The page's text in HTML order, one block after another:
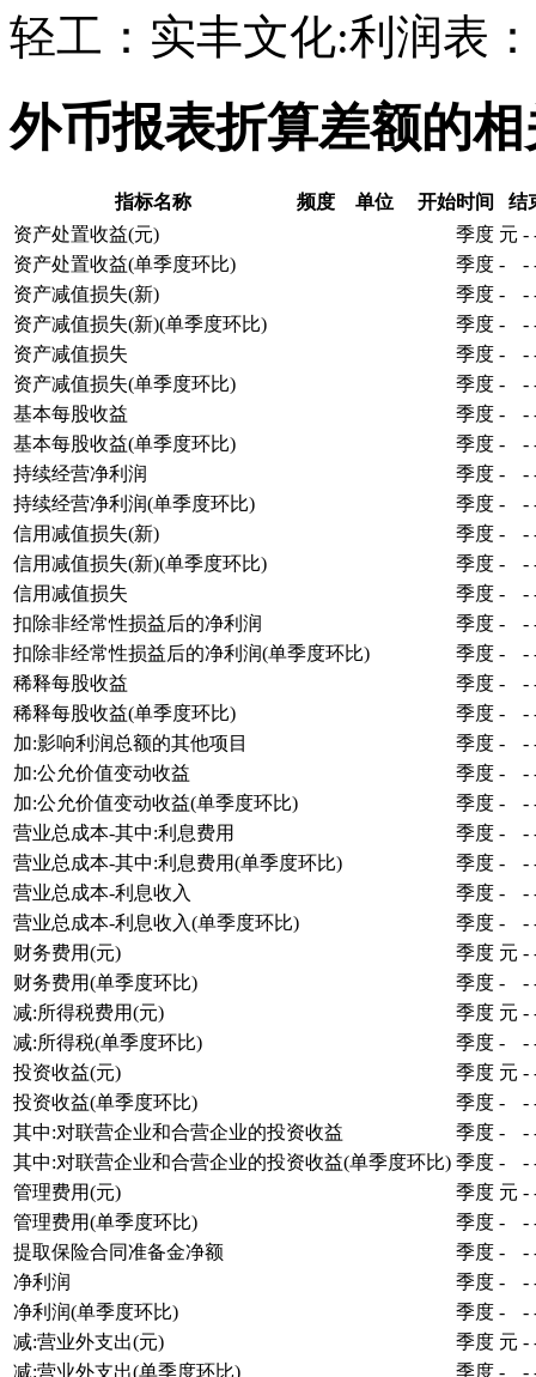
轻工：实丰文化:利润表
外币报表折算差额的
指标名称 频度 单位 开始时间
结
资产处置收益(元)
季度 元 -
资产处置收益(单季度环比)
季度 - -
资产减值损失(新)
季度 - -
资产减值损失(新)(单季度环比)
季度 - -
资产减值损失
季度 - -
资产减值损失(单季度环比)
季度 - -
基本每股收益
季度 - -
基本每股收益(单季度环比)
季度 - -
持续经营净利润
季度 - -
持续经营净利润(单季度环比)
季度 - -
信用减值损失(新)
季度 - -
信用减值损失(新)(单季度环比)
季度 - -
信用减值损失
季度 - -
扣除非经常性损益后的净利润
季度 - -
扣除非经常性损益后的净利润(单季度环比)
季度 - -
稀释每股收益
季度 - -
稀释每股收益(单季度环比)
季度 - -
加:影响利润总额的其他项目
季度 - -
加:公允价值变动收益
季度 - -
加:公允价值变动收益(单季度环比)
季度 - -
营业总成本-其中:利息费用
季度 - -
营业总成本-其中:利息费用(单季度环比)
季度 - -
营业总成本-利息收入
季度 - -
营业总成本-利息收入(单季度环比)
季度 - -
财务费用(元)
季度 元 -
财务费用(单季度环比)
季度 - -
减:所得税费用(元)
季度 元 -
减:所得税(单季度环比)
季度 - -
投资收益(元)
季度 元 -
投资收益(单季度环比)
季度 - -
其中:对联营企业和合营企业的投资收益
季度 - -
其中:对联营企业和合营企业的投资收益(单季度环比) 季度 - -
管理费用(元)
季度 元 -
管理费用(单季度环比)
季度 - -
提取保险合同准备金净额
季度 - -
净利润
季度 - -
净利润(单季度环比)
季度 - -
减:营业外支出(元)
季度 元 -
减:营业外支出(单季度环比)
季度 - -